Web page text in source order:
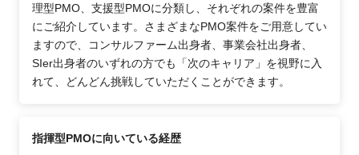
理型PMO、支援型PMOに分類し、それぞれの案件を豊富
にご紹介しています。さまざまなPMO案件をご用意してい
ますので、コンサルファーム出身者、事業会社出身者、
SIer出身者のいずれの方でも「次のキャリア」を視野に入
れて、どんどん挑戦していただくことができます。
指揮型PMOに向いている経歴